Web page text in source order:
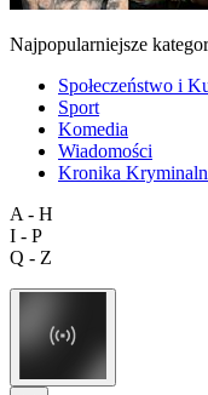
Najpopularniejsze
Społeczeństwo i
Sport
Komedia
Wiadomości
Kronika
A - H
I - P
Q - Z